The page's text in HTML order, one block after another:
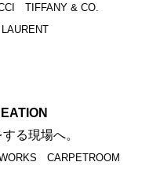
TIFFANY & CO.
る現場へ。
CARPETROOM